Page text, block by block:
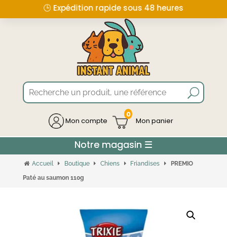
🕒 Expédition rapide sous 48 heures
Mon compte
0
Accueil Boutique Chiens Friandises
PREMIO
Paté au saumon 110g